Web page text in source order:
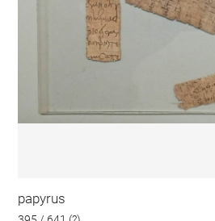
papyrus